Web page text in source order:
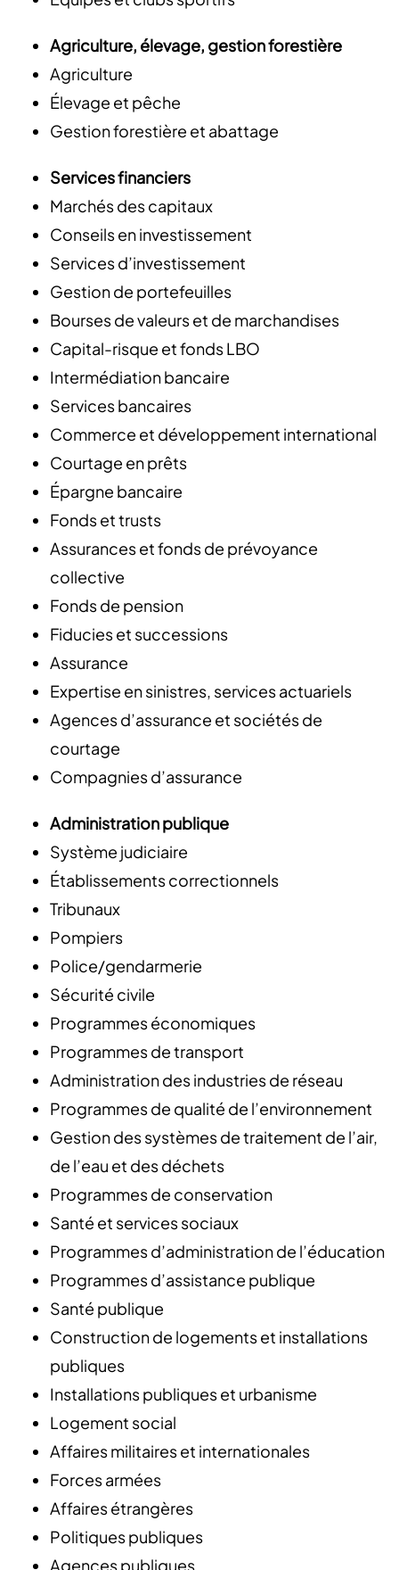
Agriculture, élevage, gestion forestière
Agriculture
Élevage et pêche
Gestion forestière et abattage
Services financiers
Marchés des capitaux
Conseils en investissement
Services d’investissement
Gestion de portefeuilles
Bourses de valeurs et de marchandises
Capital-risque et fonds LBO
Intermédiation bancaire
Services bancaires
Commerce et développement international
Courtage en prêts
Épargne bancaire
Fonds et trusts
Assurances et fonds de prévoyance
collective
Fonds de pension
Fiducies et successions
Assurance
Expertise en sinistres, services actuariels
Agences d’assurance et sociétés de
courtage
Compagnies d’assurance
Administration publique
Système judiciaire
Établissements correctionnels
Tribunaux
Pompiers
Police/gendarmerie
Sécurité civile
Programmes économiques
Programmes de transport
Administration des industries de réseau
Programmes de qualité de l’environnement
Gestion des systèmes de traitement de l’air,
de l’eau et des déchets
Programmes de conservation
Santé et services sociaux
Programmes d’administration de l’éducation
Programmes d’assistance publique
Santé publique
Construction de logements et installations
publiques
Installations publiques et urbanisme
Logement social
Affaires militaires et internationales
Forces armées
Affaires étrangères
Politiques publiques
Agences publiques